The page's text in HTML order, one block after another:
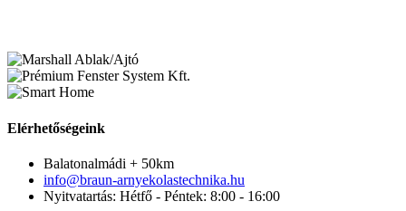
Elérhetőségeink
Balatonalmádi + 50km
info@braun-arnyekolastechnika.hu
Nyitvatartás: Hétfő - Péntek: 8:00 - 16:00